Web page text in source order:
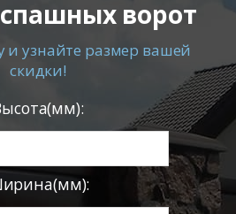
ворот
и узнайте размер вашей
скидки!